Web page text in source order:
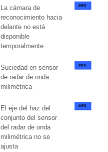
La cámara de
reconocimiento hacia
delante no está
disponible
temporalmente
Suciedad en sensor
de radar de onda
milimétrica
El eje del haz del
conjunto del sensor
del radar de onda
milimétrica no se
ajusta